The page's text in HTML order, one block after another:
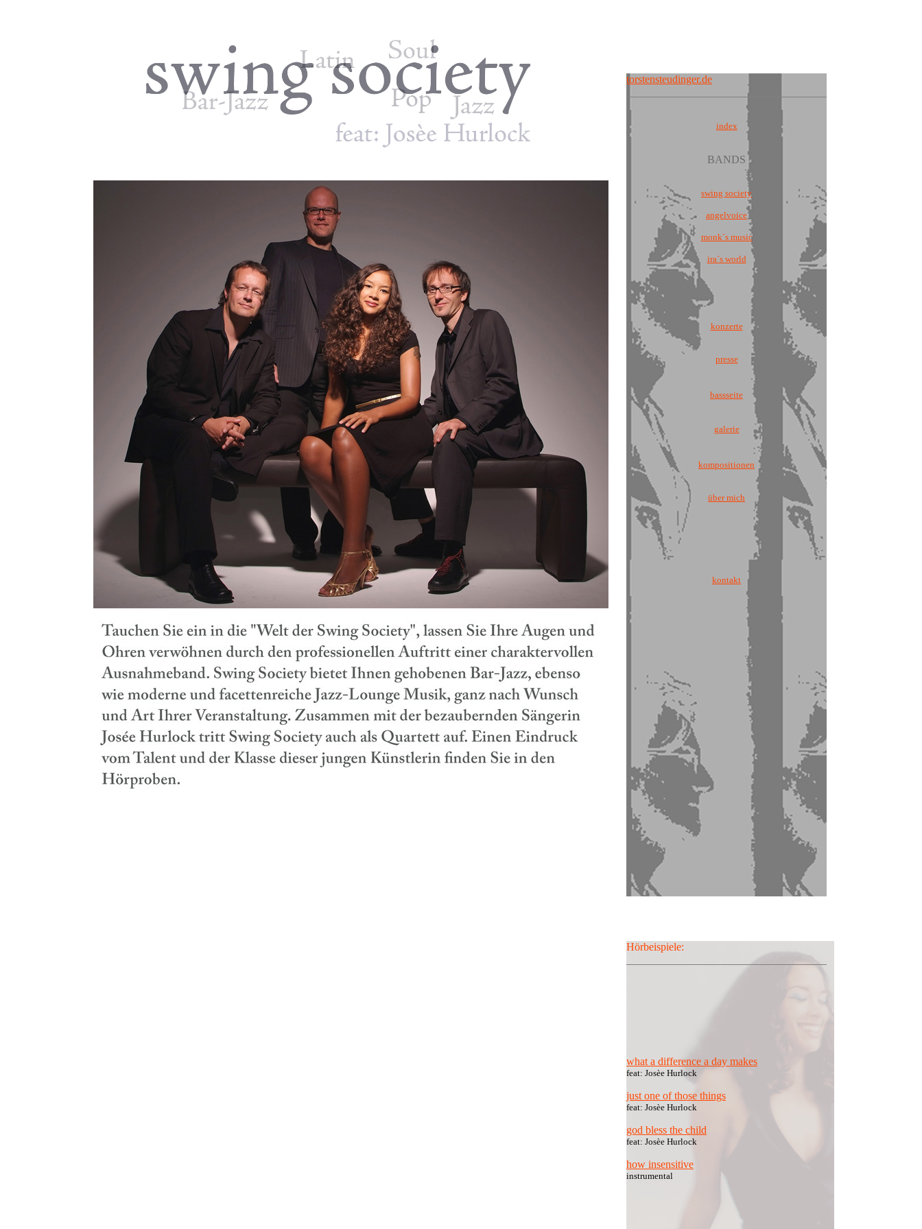
torstensteudinger.de
index
BANDS
swing society
angelvoice
monk´s music
ira´s world
konzerte
presse
bassseite
galerie
kompositionen
über mich
kontakt
Hörbeispiele:
what a difference a day makes
feat: Josèe Hurlock
just one of those things
feat: Josèe Hurlock
god bless the child
feat: Josèe Hurlock
how insensitive
instrumental